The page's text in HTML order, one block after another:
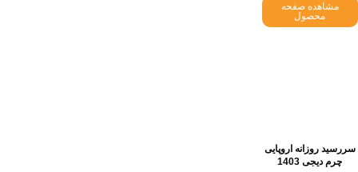
مشاهده صفحه
محصول
سررسید روزانه اروپایی
چرم دیجی 1403